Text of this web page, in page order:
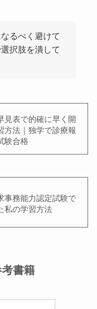
るべく避けて
択肢を潰して
見表で的確に早く開
方法｜独学で診療報
験合格
事務能力認定試験で
私の学習方法
書籍